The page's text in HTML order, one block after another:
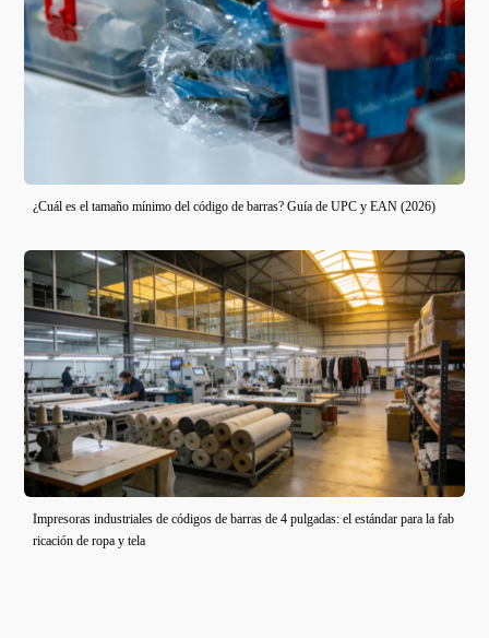
¿Cuál es el tamaño mínimo del código de barras? Guía de UPC y EAN (2026)
Impresoras industriales de códigos de barras de 4 pulgadas: el estándar para la fab
ricación de ropa y tela